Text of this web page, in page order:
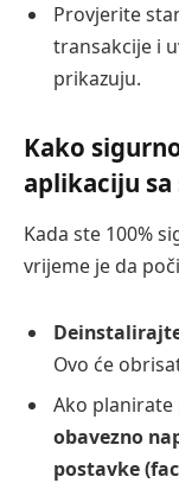
Provjerite
transakcije i
prikazuju.
Kako
aplikaciju
Kada ste 100%
vrijeme je da
Ovo će
Ako
obavezno
postavke